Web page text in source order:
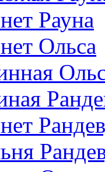
Рауна
Ольса